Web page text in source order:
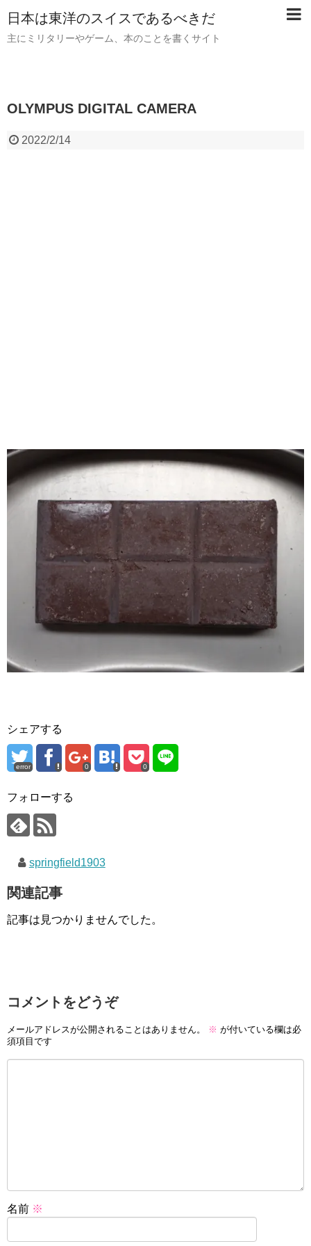
日本は東洋のスイスであるべきだ
主にミリタリーやゲーム、本のことを書くサイト
OLYMPUS DIGITAL CAMERA
2022/2/14
シェアする
error 0 0
フォローする
springfield1903
関連記事
記事は見つかりませんでした。
コメントをどうぞ
メールアドレスが公開されることはありません。 ※ が付いている欄は必
須項目です
名前 ※